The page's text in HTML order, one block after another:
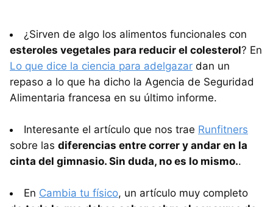
¿Sirven de algo los alimentos funcionales con
esteroles vegetales para reducir el colesterol? En
Lo que dice la ciencia para adelgazar dan un
repaso a lo que ha dicho la Agencia de Seguridad
Alimentaria francesa en su último informe.
Interesante el artículo que nos trae Runfitners
sobre las diferencias entre correr y andar en la
cinta del gimnasio. Sin duda, no es lo mismo..
En Cambia tu físico, un artículo muy completo